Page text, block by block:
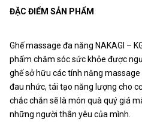
ĐẶC ĐIỂM SẢN PHẨM
Ghế massage đa năng NAKAGI –
phẩm chăm sóc sức khỏe được
ghế sở hữu các tính năng
đau nhức, tái tạo năng lượng cho
chắc chắn sẽ là món quà quý giá
những người thân yêu của mình.